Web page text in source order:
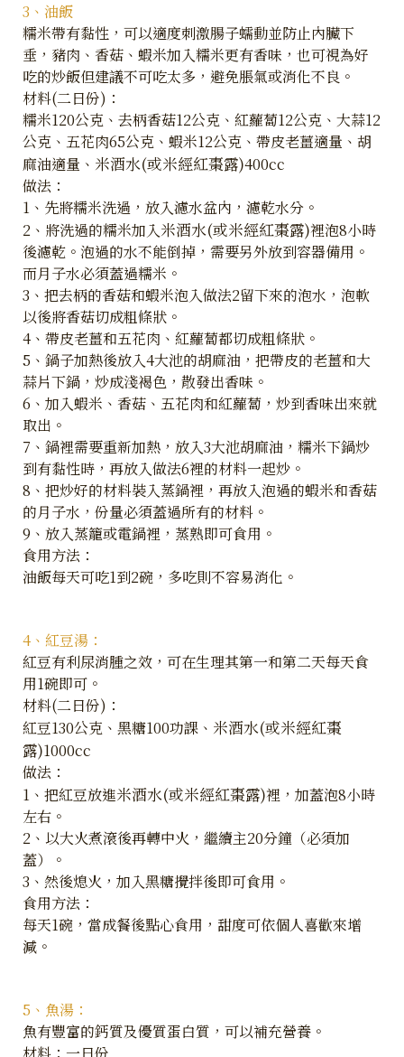
3、油飯
糯米帶有黏性，可以適度刺激腸子蠕動並防止內臟下
垂，豬肉、香菇、蝦米加入糯米更有香味，也可視為好
吃的炒飯但建議不可吃太多，避免脹氣或消化不良。
材料(二日份)：
糯米120公克、去柄香菇12公克、紅蘿蔔12公克、大蒜12
公克、五花肉65公克、蝦米12公克、帶皮老薑適量、胡
麻油適量、 米酒水(或米經紅棗露)400cc
做法：
1、先將糯米洗過，放入濾水盆內，濾乾水分。
2、將洗過的糯米加入米酒水(或米經紅棗露)裡泡8小時
後濾乾。泡過的水不能倒掉，需要另外放到容器備用。
而月子水必須蓋過糯米。
3、把去柄的香菇和蝦米泡入做法2留下來的泡水，泡軟
以後將香菇切成粗條狀。
4、帶皮老薑和五花肉、紅蘿蔔都切成粗條狀。
5、鍋子加熱後放入4大池的胡麻油，把帶皮的老薑和大
蒜片下鍋，炒成淺褐色，散發出香味。
6、加入蝦米、香菇、五花肉和紅蘿蔔，炒到香味出來就
取出。
7、鍋裡需要重新加熱，放入3大池胡麻油，糯米下鍋炒
到有黏性時，再放入做法6裡的材料一起炒。
8、把炒好的材料裝入蒸鍋裡，再放入泡過的蝦米和香菇
的月子水，份量必須蓋過所有的材料。
9、放入蒸籠或電鍋裡，蒸熟即可食用。
食用方法：
油飯每天可吃1到2碗，多吃則不容易消化。
4、紅豆湯：
紅豆有利尿消腫之效，可在生理其第一和第二天每天食
用1碗即可。
材料(二日份)：
紅豆130公克、黑糖100功課、 米酒水(或米經紅棗
露)1000cc
做法：
1、把紅豆放進米酒水(或米經紅棗露)裡，加蓋泡8小時
左右。
2、以大火煮滾後再轉中火，繼續主20分鐘（必須加
蓋）。
3、然後熄火，加入黑糖攪拌後即可食用。
食用方法：
每天1碗，當成餐後點心食用，甜度可依個人喜歡來增
減。
5、魚湯：
魚有豐富的鈣質及優質蛋白質，可以補充營養。